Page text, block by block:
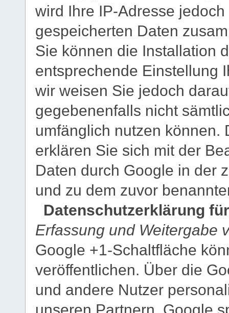
wird Ihre IP-Adresse
gespeicherten Daten
Sie können die Installation
entsprechende Einstellung
wir weisen Sie jedoch
gegebenenfalls nicht
umfänglich nutzen können.
erklären Sie sich mit der
Daten durch Google in der
und zu dem zuvor
Datenschutzerklärung
Erfassung und Weitergabe
Google +1-Schaltfläche
veröffentlichen. Über die
und andere Nutzer
unseren Partnern. Google